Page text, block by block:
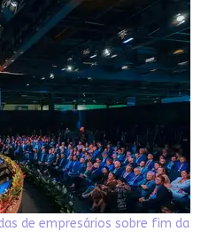
de empresários sobre fim da